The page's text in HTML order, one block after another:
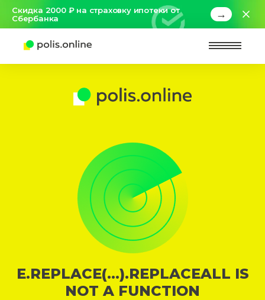
Скидка 2000 ₽ на страховку ипотеки от
Сбербанка
→
E.REPLACE(...).REPLACEALL IS
NOT A FUNCTION